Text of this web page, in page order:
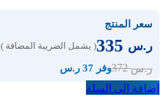
سعر المنتج
ر.س ( يشمل الضريبة المضافة )
ر.س372 وفر 37 ر.س
إضافة إلى السلة